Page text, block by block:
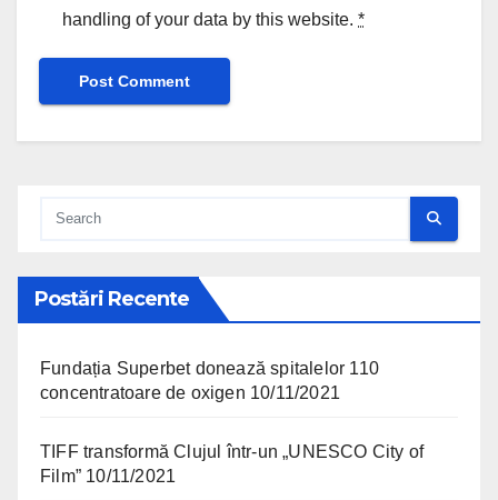
handling of your data by this website. *
Postări Recente
Fundația Superbet donează spitalelor 110
concentratoare de oxigen 10/11/2021
TIFF transformă Clujul într-un „UNESCO City of
Film” 10/11/2021